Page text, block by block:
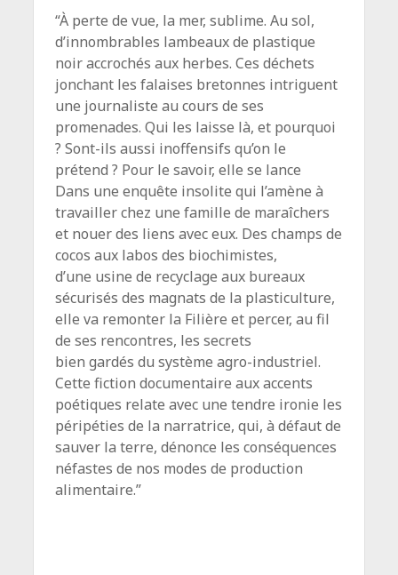
“À perte de vue, la mer, sublime. Au sol,
d’innombrables lambeaux de plastique
noir accrochés aux herbes. Ces déchets
jonchant les falaises bretonnes intriguent
une journaliste au cours de ses
promenades. Qui les laisse là, et pourquoi
? Sont-ils aussi inoffensifs qu’on le
prétend ? Pour le savoir, elle se lance
Dans une enquête insolite qui l’amène à
travailler chez une famille de maraîchers
et nouer des liens avec eux. Des champs de
cocos aux labos des biochimistes,
d’une usine de recyclage aux bureaux
sécurisés des magnats de la plasticulture,
elle va remonter la Filière et percer, au fil
de ses rencontres, les secrets
bien gardés du système agro-industriel.
Cette fiction documentaire aux accents
poétiques relate avec une tendre ironie les
péripéties de la narratrice, qui, à défaut de
sauver la terre, dénonce les conséquences
néfastes de nos modes de production
alimentaire.”